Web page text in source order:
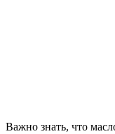
Важно знать, что